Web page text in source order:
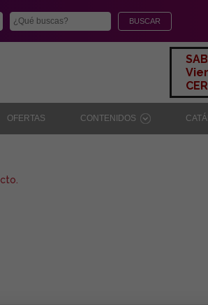
OFERTAS CONTENIDOS